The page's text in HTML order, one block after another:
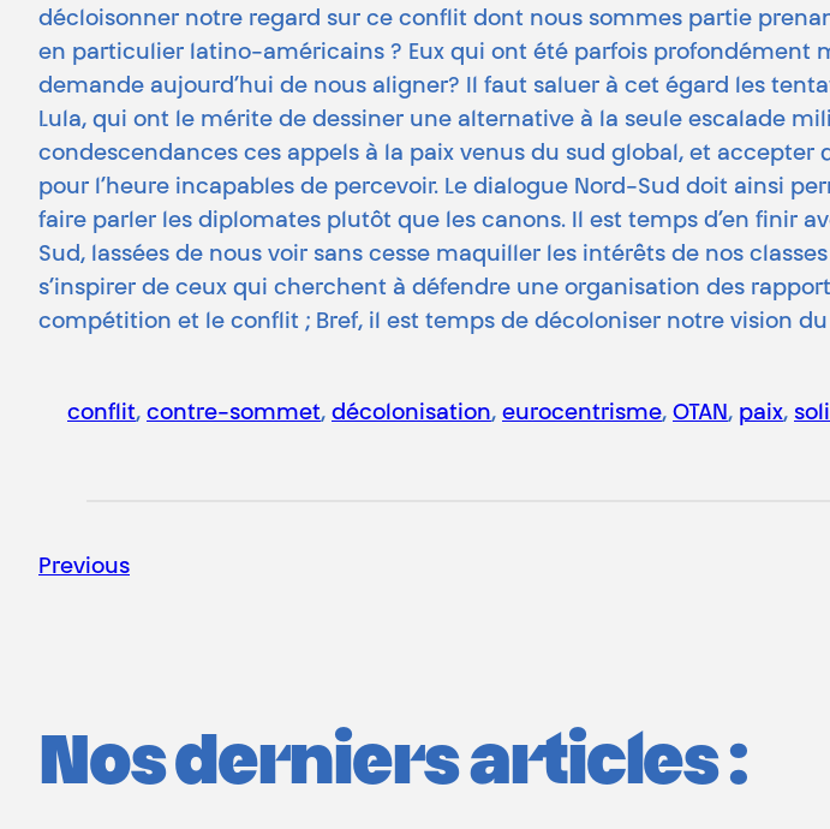
décloisonner notre regard sur ce conflit dont nous sommes partie
en particulier latino-américains ? Eux qui ont été parfois
demande aujourd’hui de nous aligner? Il faut saluer à cet égard les
Lula, qui ont le mérite de dessiner une alternative à la seule escalade
condescendances ces appels à la paix venus du sud global, et
pour l’heure incapables de percevoir. Le dialogue Nord-Sud doit ainsi
faire parler les diplomates plutôt que les canons. Il est temps d’en finir
Sud, lassées de nous voir sans cesse maquiller les intérêts de nos
s’inspirer de ceux qui cherchent à défendre une organisation des
compétition et le conflit ; Bref, il est temps de décoloniser notre vision
conflit, contre-sommet, décolonisation, eurocentrisme, OTAN, paix,
Previous
Nos derniers articles :